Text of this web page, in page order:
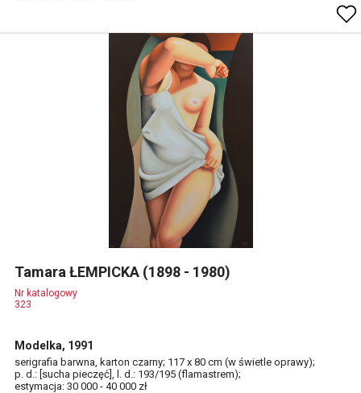
Tamara ŁEMPICKA (1898 - 1980)
Nr katalogowy
323
Modelka, 1991
serigrafia barwna, karton czarny; 117 x 80 cm (w świetle oprawy);
p. d.: [sucha pieczęć], l. d.: 193/195 (flamastrem);
estymacja: 30 000 - 40 000 zł